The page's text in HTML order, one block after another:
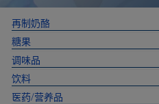
再制奶酪
糖果
调味品
饮料
医药/营养品